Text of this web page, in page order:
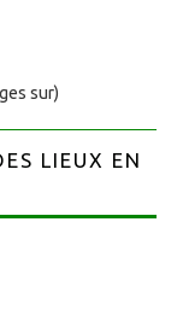
sur)
LIEUX EN